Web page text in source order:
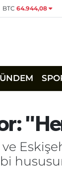
BTC 64.944,08